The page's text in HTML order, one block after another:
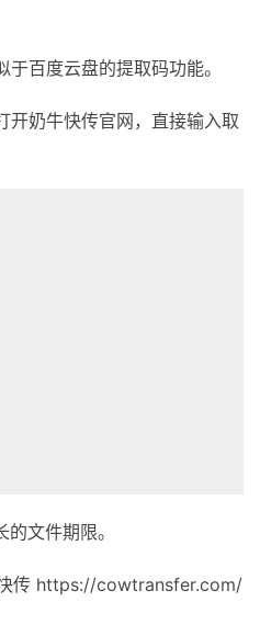
百度云盘的提取码功能。
开奶牛快传官网，直接输入取
文件期限。
传 https://cowtransfer.com/